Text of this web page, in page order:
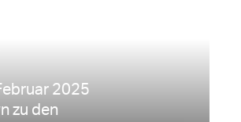
2025
zu den